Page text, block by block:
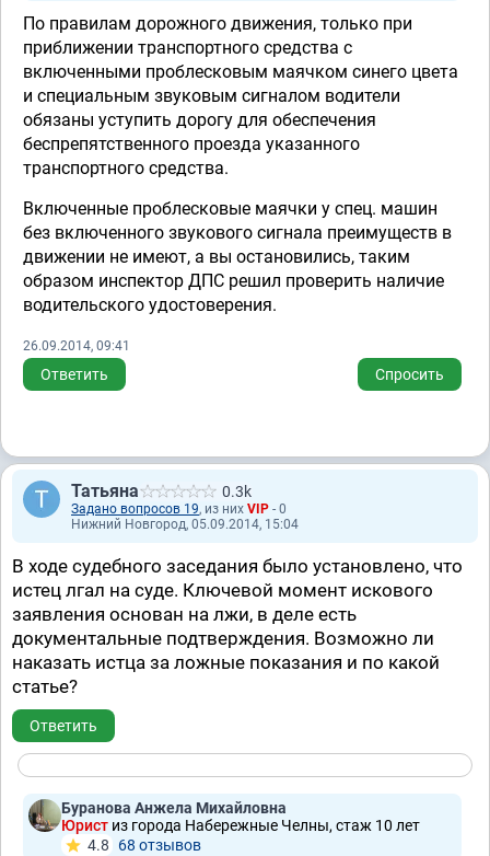
По правилам дорожного движения, только при
приближении транспортного средства с
включенными проблесковым маячком синего цвета
и специальным звуковым сигналом водители
обязаны уступить дорогу для обеспечения
беспрепятственного проезда указанного
транспортного средства.
Включенные проблесковые маячки у спец. машин
без включенного звукового сигнала преимуществ в
движении не имеют, а вы остановились, таким
образом инспектор ДПС решил проверить наличие
водительского удостоверения.
26.09.2014, 09:41
Ответить Спросить
Татьяна 0.3k
Задано вопросов 19, из них VIP - 0
Нижний Новгород, 05.09.2014, 15:04
В ходе судебного заседания было установлено, что
истец лгал на суде. Ключевой момент искового
заявления основан на лжи, в деле есть
документальные подтверждения. Возможно ли
наказать истца за ложные показания и по какой
статье?
Ответить
Буранова Анжела Михайловна
Юрист из города Набережные Челны, стаж 10 лет
4.8
68 отзывов